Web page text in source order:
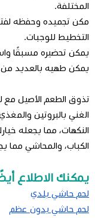
المختلفة.
مكن تجميده وحفظه
التخطيط للوجبات.
يمكن تحضيره مسبقًا
يمكن طهيه بالعديد من
تذوق الطعم الأصيل مع
الغني بالبروتين
النكهات، مما يجعله
الكباب، والمحاشي مما
يمكنك الاطلاع
لحم حاشي بلدي
لحم حاشي بدون عظم